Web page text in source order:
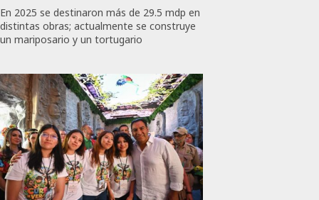
En 2025 se destinaron más de 29.5 mdp en
distintas obras; actualmente se construye
un mariposario y un tortugario